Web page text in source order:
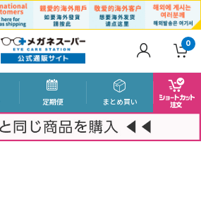
0
定期便 まとめ買い